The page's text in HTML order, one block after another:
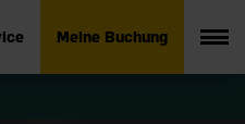
Meine Buchung